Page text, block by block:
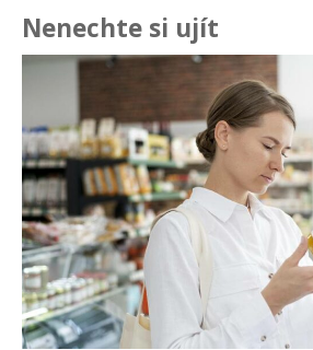
Nenechte si ujít